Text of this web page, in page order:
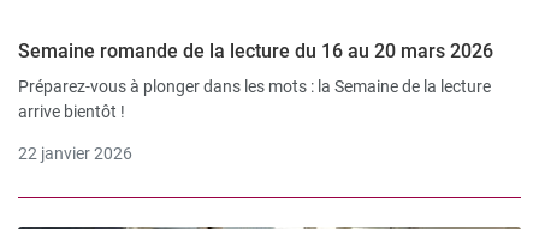
Semaine romande de la lecture du 16 au 20 mars 2026
Préparez-vous à plonger dans les mots : la Semaine de la lecture
arrive bientôt !
22 janvier 2026